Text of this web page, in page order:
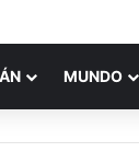
MUNDO